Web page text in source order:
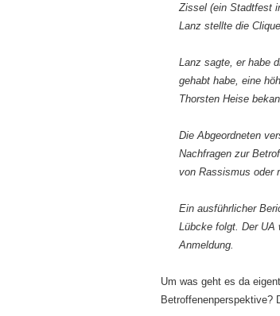
Zissel (ein Stadtfest
Lanz stellte die
Lanz sagte, er habe
gehabt habe, eine
Thorsten Heise
Die Abgeordneten
Nachfragen zur
von Rassismus oder
Ein ausführlicher
Lübcke folgt. Der UA
Anmeldung.
Um was geht es da
Betroffenenperspektive?